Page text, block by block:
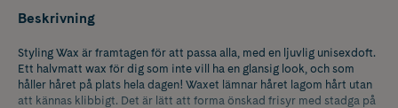
Beskrivning
Styling Wax är framtagen för att passa alla, med en ljuvlig unisexdoft.
Ett halvmatt wax för dig som inte vill ha en glansig look, och som
håller håret på plats hela dagen! Waxet lämnar håret lagom hårt utan
att kännas klibbigt. Det är lätt att forma önskad frisyr med stadga på